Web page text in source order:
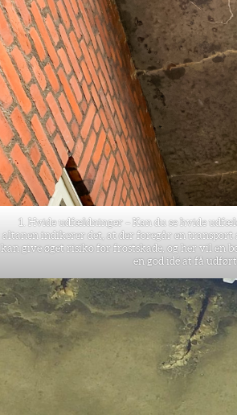
1. Hvide udfældninger – Kan du se hvide
altanen indikerer det, at der foregår en transport
kan give øget risiko for frostskade, og her vil en
en god idé at få udført.